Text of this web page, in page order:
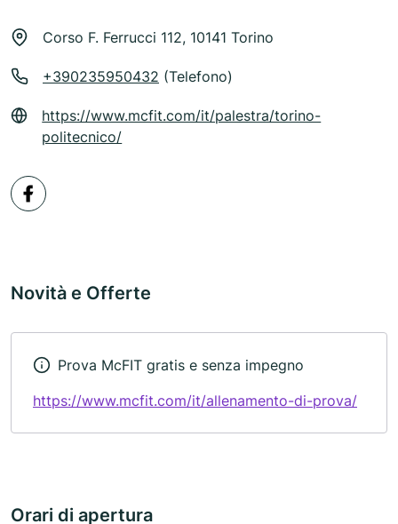
Corso F. Ferrucci 112, 10141 Torino
+390235950432 (Telefono)
https://www.mcfit.com/it/palestra/torino-
politecnico/
Novità e Offerte
Prova McFIT gratis e senza impegno
https://www.mcfit.com/it/allenamento-di-prova/
Orari di apertura